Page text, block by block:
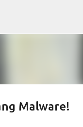
Malware!